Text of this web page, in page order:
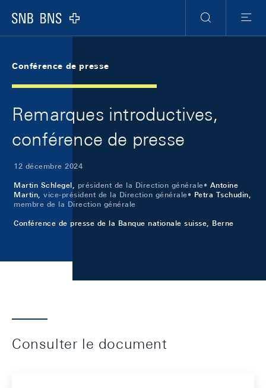
Logo
RechercheMenu
Conférence de presse
Remarques introductives,
conférence de presse
12 décembre 2024
Martin Schlegel, président de la Direction générale
Antoine
Martin, vice-président de la Direction générale
Petra Tschudin,
membre de la Direction générale
Conférence de presse de la Banque nationale suisse, Berne
Consulter le document